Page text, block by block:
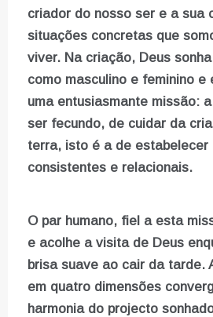
criador do nosso ser e a sua
situações concretas que
viver. Na criação, Deus
como masculino e feminino e
uma entusiasmante missão:
ser fecundo, de cuidar da
terra, isto é a de estabelecer
consistentes e relacionais.
O par humano, fiel a esta
e acolhe a visita de Deus
brisa suave ao cair da tarde.
em quatro dimensões
harmonia do projecto